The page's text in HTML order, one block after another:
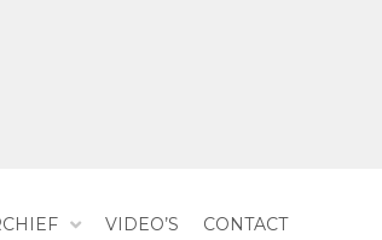
VIDEO’S CONTACT